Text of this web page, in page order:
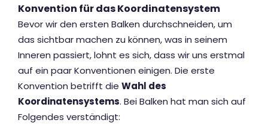
Konvention für das Koordinatensystem
Bevor wir den ersten Balken durchschneiden, um
das sichtbar machen zu können, was in seinem
Inneren passiert, lohnt es sich, dass wir uns erstmal
auf ein paar Konventionen einigen. Die erste
Konvention betrifft die Wahl des
Koordinatensystems. Bei Balken hat man sich auf
Folgendes verständigt: